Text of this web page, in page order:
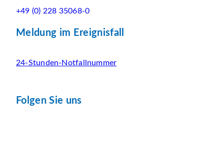
+49 (0) 228 35068-0
Meldung im Ereignisfall
24-Stunden-Notfallnummer
Folgen Sie uns